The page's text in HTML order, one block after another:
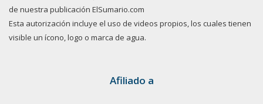
de nuestra publicación ElSumario.com
Esta autorización incluye el uso de videos propios, los cuales tienen
visible un ícono, logo o marca de agua.
Afiliado a